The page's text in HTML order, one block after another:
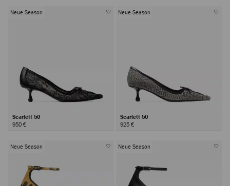
Neue Season
Scarlett 50
950 €
Neue Season
Scarlett 50
925 €
Neue Season Neue Season